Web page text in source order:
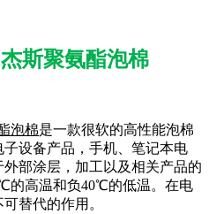
杰斯聚氨酯泡棉
泡棉是一款很软的高性能泡棉
设备产品，手机、笔记本电
部涂层，加工以及相关产品的
的高温和负40℃的低温。在电
替代的作用。